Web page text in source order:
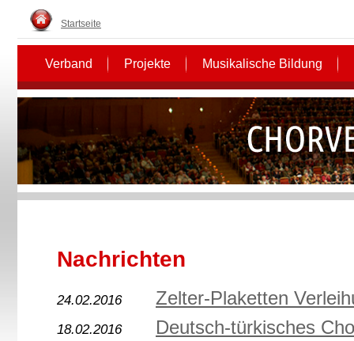
Startseite
Verband Projekte Musikalische Bildung
Nachrichten
24.02.2016 Zelter-Plaketten
18.02.2016
Deutsch-türkisches